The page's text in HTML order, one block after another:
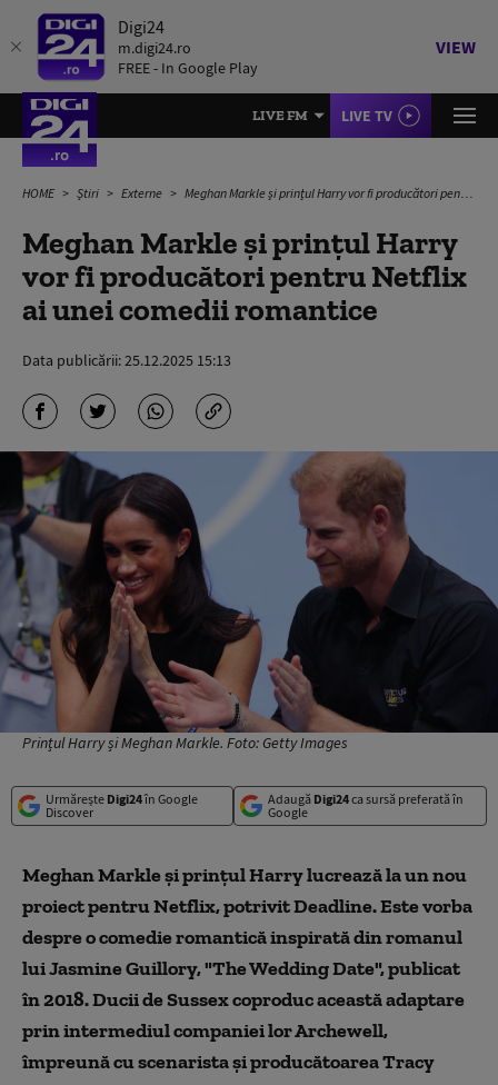
Digi24
m.digi24.ro
FREE - In Google Play
VIEW
LIVE FM LIVE TV
HOME Știri Externe Meghan Markle şi prințul Harry vor fi producători pentru Netflix ai unei comedii romantice
Meghan Markle şi prințul Harry
vor fi producători pentru Netflix
ai unei comedii romantice
Data publicării:25.12.2025 15:13
Prințul Harry și Meghan Markle. Foto: Getty Images
Urmărește Digi24în Google
Discover
Adaugă Digi24ca sursă preferată în
Google
Meghan Markle şi prinţul Harry lucrează la un nou
proiect pentru Netflix, potrivit Deadline. Este vorba
despre o comedie romantică inspirată din romanul
lui Jasmine Guillory, "The Wedding Date", publicat
în 2018. Ducii de Sussex coproduc această adaptare
prin intermediul companiei lor Archewell,
împreună cu scenarista şi producătoarea Tracy